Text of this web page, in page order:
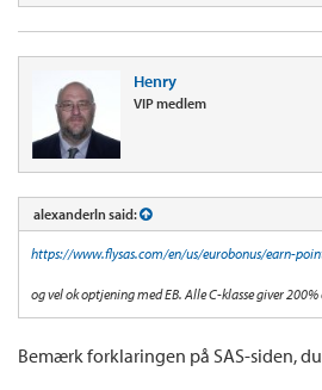
Henry
VIP medlem
alexanderln said:
https://www.flysas.com/en/us/eurobonus/earn-
og vel ok optjening med EB. Alle C-klasse giver
Bemærk forklaringen på SAS-siden,